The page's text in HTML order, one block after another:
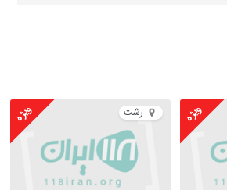
ویژه رشت ویژه